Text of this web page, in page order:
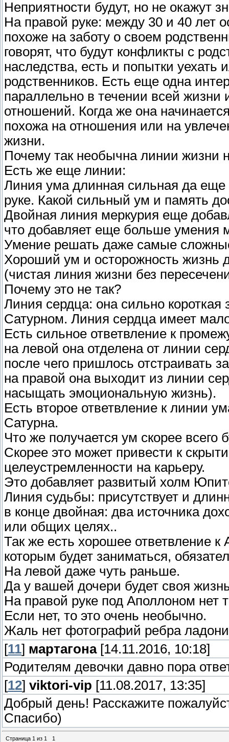
Неприятности будут, но не окажут
На правой руке: между 30 и 40 лет
похоже на заботу о своем
говорят, что будут конфликты с
наследства, есть и попытки
родственников. Есть еще одна
параллельно в течении всей
отношений. Когда же она
похожа на отношения или на
жизни.
Почему так необычна линии жизни
Есть же еще линии:
Линия ума длинная сильная да еще
руке. Какой сильный ум и память
Двойная линия меркурия еще
что добавляет еще больше умения
Умение решать даже самые
Хороший ум и осторожность жизнь
(чистая линия жизни без
Почему это не так?
Линия сердца: она сильно
Сатурном. Линия сердца имеет
Есть сильное ответвление к
на левой она отделена от линии
после чего пришлось отстраивать
на правой она выходит из линии
насыщать эмоциональную жизнь).
Есть второе ответвление к линии
Сатурна.
Что же получается ум скорее всего
Скорее это может привести к
целеустремленности на карьеру.
Это добавляет развитый холм
Линия судьбы: присутствует и
в конце двойная: два источника
или общих целях..
Так же есть хорошее ответвление
которым будет заниматься,
На левой даже чуть раньше.
Да у вашей дочери будет своя
На правой руке под Аполлоном нет
Если нет, то это очень необычно.
Жаль нет фотографий ребра
[11] мартагона[14.11.2016, 10:18]
Родителям девочки давно пора
[12] viktori-vip [11.08.2017, 13:35]
Добрый день! Расскажите
Спасибо)
Страница 1 из 1 1